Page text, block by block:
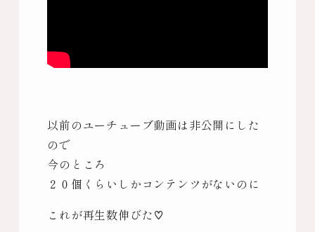
以前のユーチューブ動画は非公開にした
ので
今のところ
２０個くらいしかコンテンツがないのに
これが再生数伸びた♡